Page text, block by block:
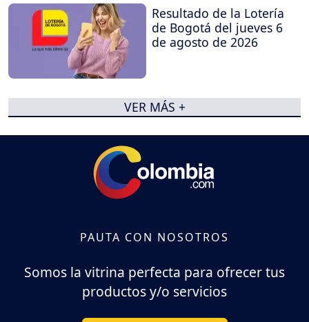
Resultado de la Lotería
de Bogotá del jueves 6
de agosto de 2026
VER MÁS +
PAUTA CON NOSOTROS
Somos la vitrina perfecta para ofrecer tus
productos y/o servicios